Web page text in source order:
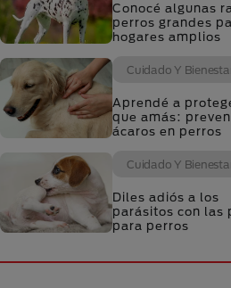
Conocé algunas
perros grandes
hogares amplios
Cuidado Y
Aprendé a
que amás:
ácaros en perros
Cuidado Y
Diles adiós a los
parásitos con las
para perros